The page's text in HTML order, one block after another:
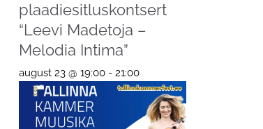
plaadiesitluskontsert
“Leevi Madetoja –
Melodia Intima”
august 23 @ 19:00- 21:00